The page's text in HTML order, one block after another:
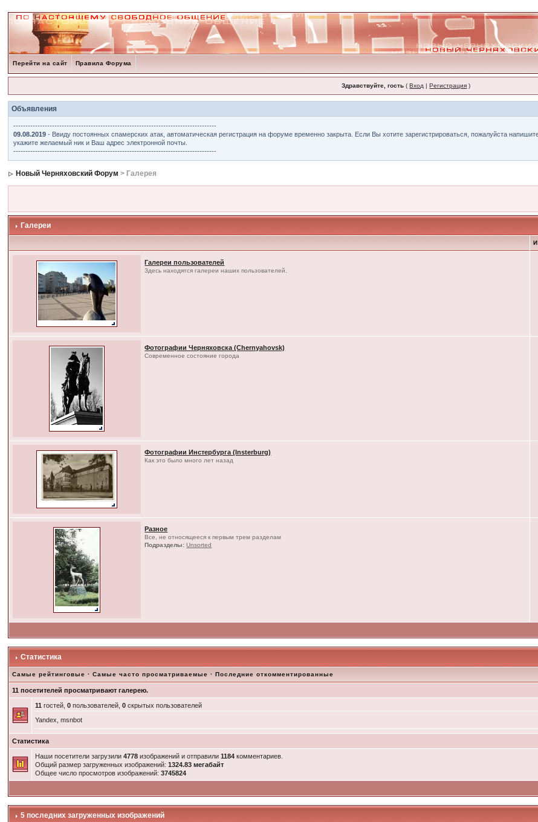
Перейти на сайт Правила Форума
Здравствуйте, гость (Вход |Регистрация )
Объявления
------------------------------------------------------------------------------------
09.08.2019 - Ввиду постоянных спамерских атак, автоматическая регистрация на форуме временно закрыта. Если Вы хотите зарегистрироваться, пожалуйста
укажите желаемый ник и Ваш адрес электронной почты.
------------------------------------------------------------------------------------
Новый Черняховский Форум > Галерея
Галереи
Галереи пользователей
Здесь находятся галереи наших пользователей.
Фотографии Черняховска (Chernyahovsk)
Современное состояние города
Фотографии Инстербурга (Insterburg)
Как это было много лет назад
Разное
Все, не относящееся к первым трем разделам
Подразделы: Unsorted
Статистика
Самые рейтинговые ·Самые часто просматриваемые ·Последние откомментированные
11 посетителей просматривают галерею.
11 гостей,0 пользователей,0 скрытых пользователей
Yandex, msnbot
Статистика
Наши посетители загрузили4778 изображений и отправили1184 комментариев.
Общий размер загруженных изображений:1324.83 мегабайт
Общее число просмотров изображений:3745824
5 последних загруженных изображений